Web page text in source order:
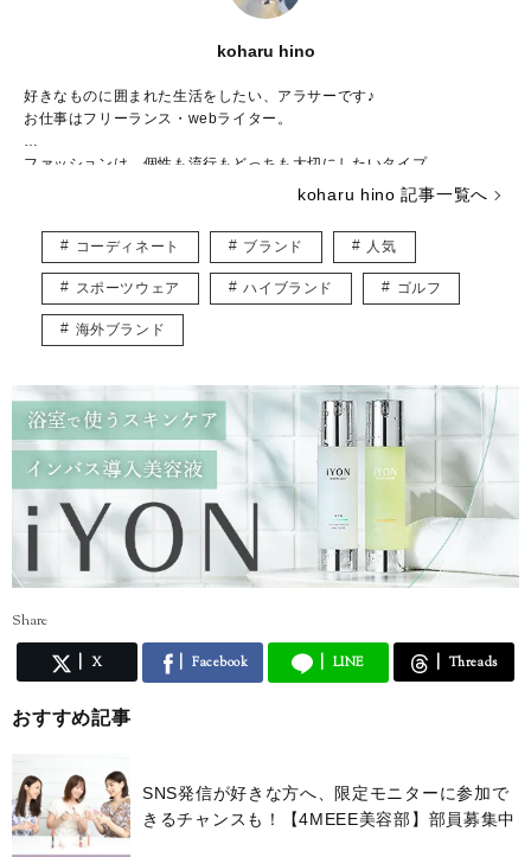
koharu hino
好きなものに囲まれた生活をしたい、アラサーです♪
お仕事はフリーランス・webライター。
ファッションは、個性も流行もどっちも大切にしたいタイプ。
コスメは、より良いものを求めて日々研究中です！
海外ドラマや漫画を見ながら家にこもるのも大好き。
アラサー女子等身大の悩みを共有しながら、様々な情報を発信していき
koharu hino 記事一覧へ
コーディネート ブランド 人気
スポーツウェア ハイブランド ゴルフ
海外ブランド
Share
X Facebook LINE Threads
おすすめ記事
SNS発信が好きな方へ、限定モニターに参加で
きるチャンスも！【4MEEE美容部】部員募集中